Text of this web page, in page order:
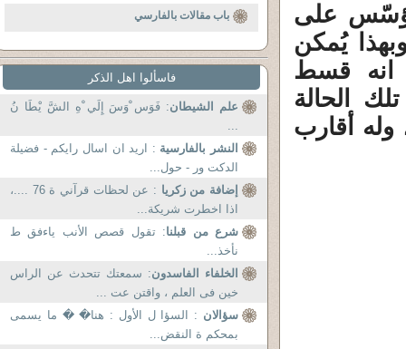
على
يُمكن
انه قسط
الحالة
وله أقارب
باب مقالات بالفارسي
فاسألوا اهل الذكر
علم الشيطان: فَوَس ْوَسَ إِلَي ْهِ الشَّ يْطَا نُ
...
النشر بالفارسية : اريد ان اسال رايكم - فضيلة
الدكت ور - حول...
إضافة من زكريا
: عن لحظات قرآني ة 76 ....،
اذا اخطرت شريكة...
شرع من قبلنا: تقول قصص الأنب ياءفق ط
نأخذ...
الخلفاء الفاسدون: سمعتك تتحدث عن الراس
خين فى العلم ، واقتن عت ...
سؤالان : السؤا ل الأول : هنا� � ما يسمى
بمحكم ة النقض...